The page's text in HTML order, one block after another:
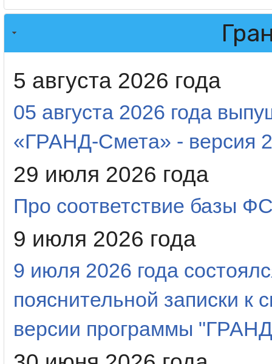
5 августа 2026 года
05 августа 2026 года
«ГРАНД-Смета» - версия
29 июля 2026 года
Про соответствие базы
9 июля 2026 года
9 июля 2026 года
пояснительной записки к
версии программы